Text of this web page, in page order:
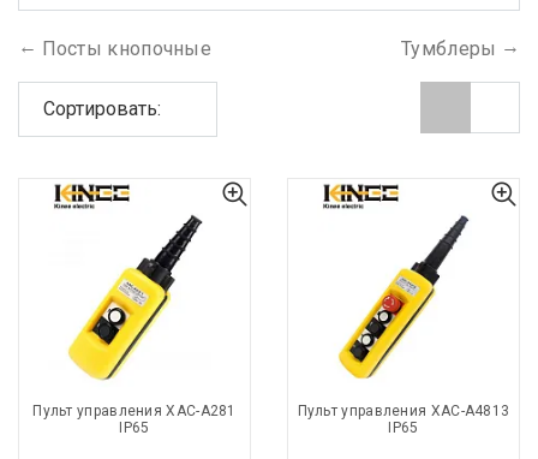
Посты кнопочные Тумблеры
Сортировать:
Пульт управления XAC-A281
IP65
Пульт управления XAC-A4813
IP65